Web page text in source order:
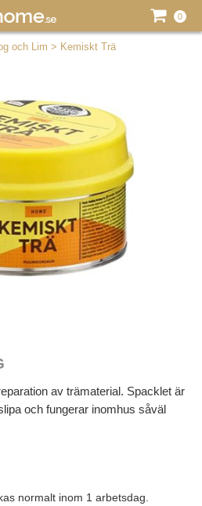
0
och Lim > Kemiskt Trä
av trämaterial. Spacklet är
och fungerar inomhus såväl
normalt inom 1 arbetsdag.